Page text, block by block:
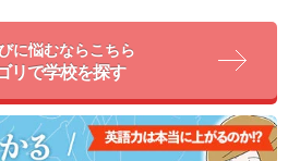
に悩むならこちら
リで学校を探す